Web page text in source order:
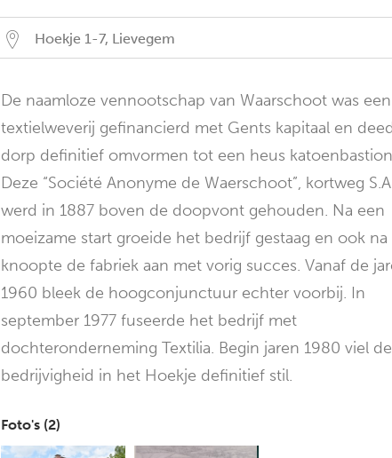
Hoekje 1-7, Lievegem
De naamloze vennootschap van Waarschoot was een
textielweverij gefinancierd met Gents kapitaal en
dorp definitief omvormen tot een heus
Deze “Société Anonyme de Waerschoot”, kortweg
werd in 1887 boven de doopvont gehouden. Na een
moeizame start groeide het bedrijf gestaag en ook na
knoopte de fabriek aan met vorig succes. Vanaf de
1960 bleek de hoogconjunctuur echter voorbij. In
september 1977 fuseerde het bedrijf met
dochteronderneming Textilia. Begin jaren 1980 viel de
bedrijvigheid in het Hoekje definitief stil.
Foto's (2)